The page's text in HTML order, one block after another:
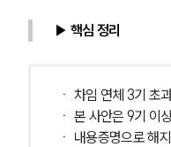
▶ 핵심 정리
ㆍ 차임 연체 3기 초
ㆍ 본 사안은 9기 이
ㆍ 내용증명으로 해